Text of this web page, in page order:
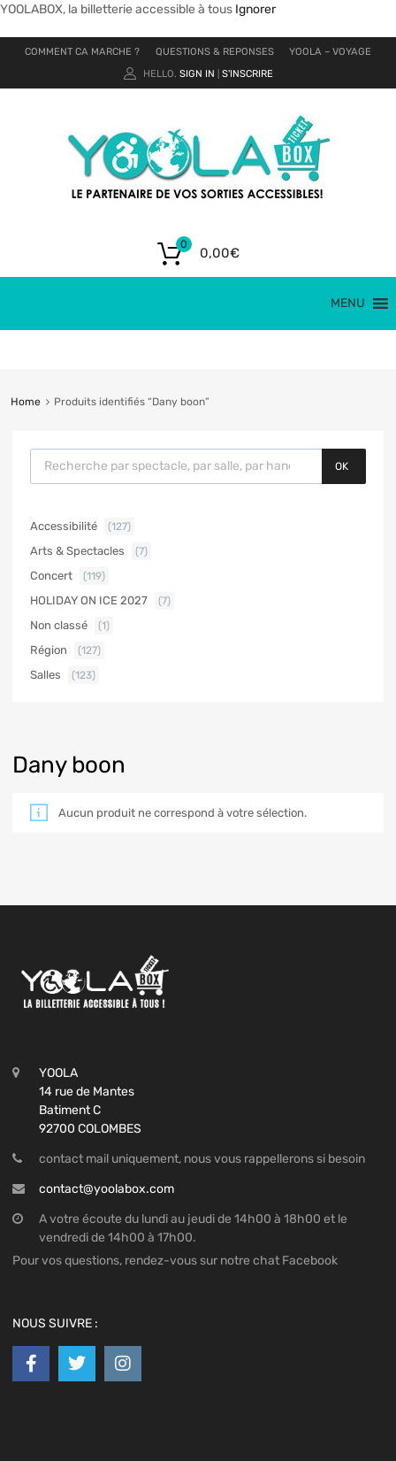
YOOLABOX, la billetterie accessible à tous Ignorer
COMMENT CA MARCHE ? QUESTIONS & REPONSES
YOOLA – VOYAGE
HELLO. SIGN IN S'INSCRIRE
0,00€
0
MENU
Home Produits identifiés “Dany boon”
Dany boon
Aucun produit ne correspond à votre sélection.
OK
Accessibilité (127)
Arts & Spectacles (7)
Concert (119)
HOLIDAY ON ICE 2027 (7)
Non classé (1)
Région (127)
Salles (123)
YOOLA
14 rue de Mantes
Batiment C
92700 COLOMBES
contact mail uniquement, nous vous rappellerons si besoin
contact@yoolabox.com
A votre écoute du lundi au jeudi de 14h00 à 18h00 et le
vendredi de 14h00 à 17h00.
Pour vos questions, rendez-vous sur notre chat Facebook
NOUS SUIVRE :